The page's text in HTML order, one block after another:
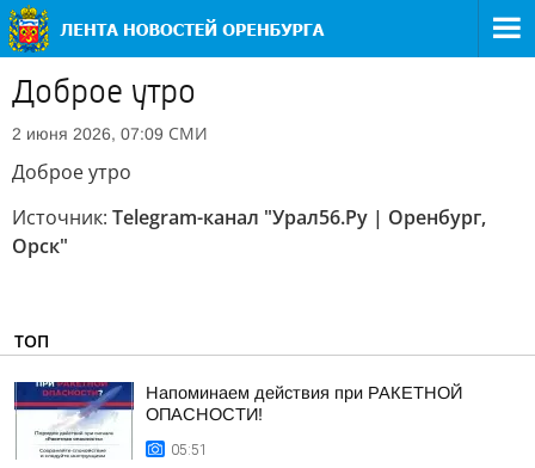
Доброе утро
2 июня 2026, 07:09 СМИ
Доброе утро
Источник: Telegram-канал "Урал56.Ру | Оренбург,
Орск"
ТОП
Напоминаем действия при РАКЕТНОЙ
ОПАСНОСТИ!
05:51